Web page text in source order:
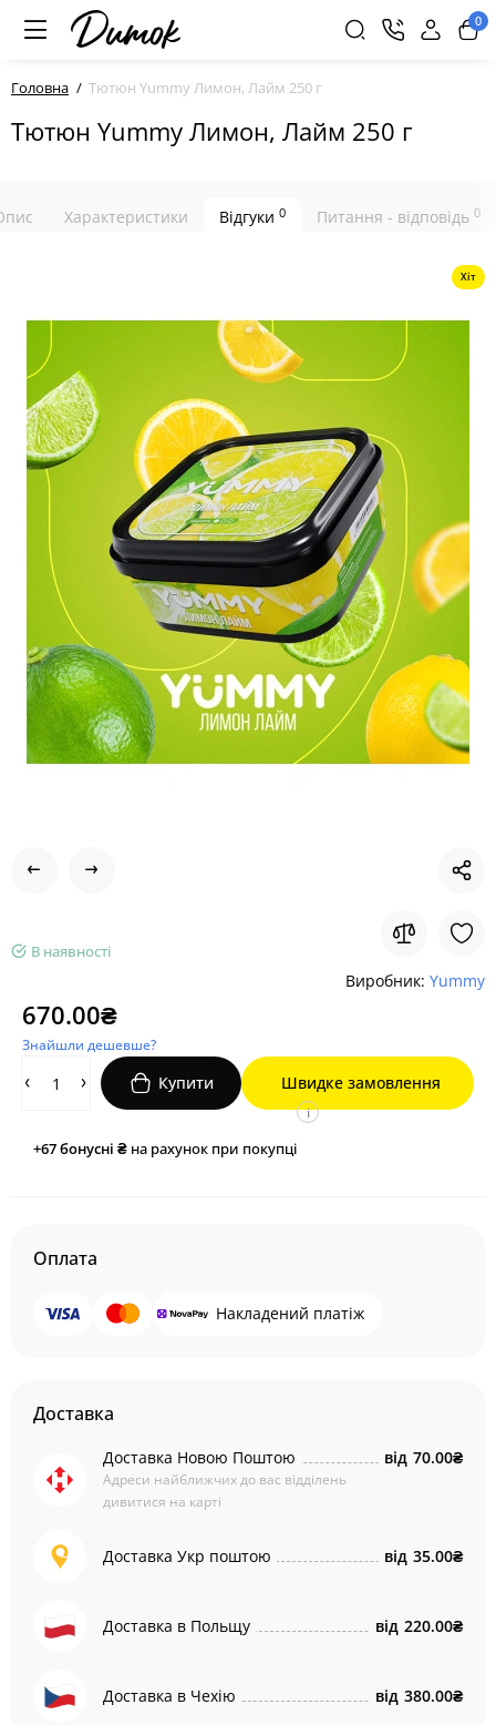
0
Головна Тютюн Yummy Лимон, Лайм 250 г
Тютюн Yummy Лимон, Лайм 250 г
Характеристики Відгуки 0 Питання - відповідь 0
Хіт
В наявності
Виробник: Yummy
670.00₴
Знайшли дешевше?
Купити Швидке замовлення
+67бонусні ₴ на рахунок при покупці
i
Оплата
Накладений платіж
Доставка
Доставка Новою Поштою
Адреси найближчих до вас відділень
дивитися на карті
від 70.00₴
Доставка Укр поштою від 35.00₴
Доставка в Польщу від 220.00₴
Доставка в Чехію від 380.00₴